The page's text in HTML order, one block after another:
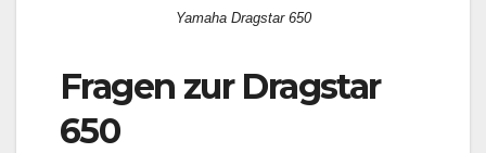
Yamaha Dragstar 650
Fragen zur Dragstar
650